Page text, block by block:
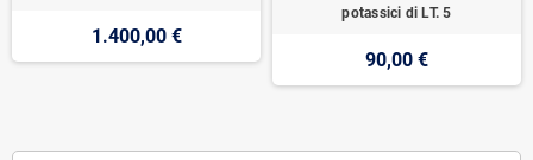
1.400,00 €
potassici di LT. 5
90,00 €